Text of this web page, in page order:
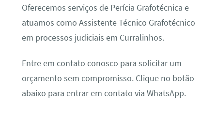
Oferecemos serviços de Perícia Grafotécnica e
atuamos como Assistente Técnico Grafotécnico
em processos judiciais em Curralinhos.
Entre em contato conosco para solicitar um
orçamento sem compromisso. Clique no botão
abaixo para entrar em contato via WhatsApp.